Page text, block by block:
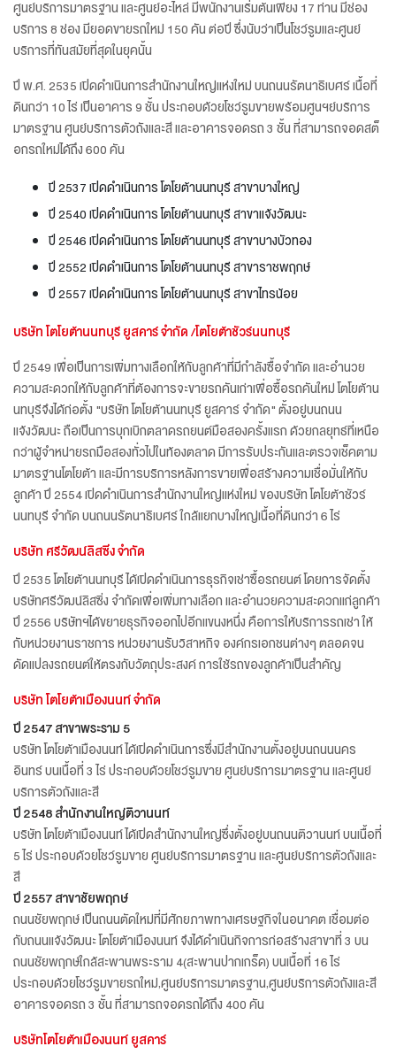
ศูนย์บริการมาตรฐาน และศูนย์อะไหล่ มีพนักงานเริ่มต้นเพียง 17 ท่าน มีช่อง
บริการ 8 ช่อง มียอดขายรถใหม่ 150 คัน ต่อปี ซึ่งนับว่าเป็นโชว์รูมและศูนย์
บริการที่ทันสมัยที่สุดในยุคนั้น
ปี พ.ศ. 2535 เปิดดำเนินการสำนักงานใหญ่แห่งใหม่ บนถนนรัตนาธิเบศร์ เนื้อที่
ดินกว่า 10 ไร่ เป็นอาคาร 9 ชั้น ประกอบด้วยโชว์รูมขายพร้อมศูนฯย์บริการ
มาตรฐาน ศูนย์บริการตัวถังและสี และอาคารจอดรถ 3 ชั้น ที่สามารถจอดสต็
อกรถใหม่ได้ถึง 600 คัน
ปี 2537 เปิดดำเนินการ โตโยต้านนทบุรี สาขาบางใหญ่
ปี 2540 เปิดดำเนินการ โตโยต้านนทบุรี สาขาแจ้งวัฒนะ
ปี 2546 เปิดดำเนินการ โตโยต้านนทบุรี สาขาบางบัวทอง
ปี 2552 เปิดดำเนินการ โตโยต้านนทบุรี สาขาราชพฤกษ์
ปี 2557 เปิดดำเนินการ โตโยต้านนทบุรี สาขาไทรน้อย
บริษัท โตโยต้านนทบุรี ยูสคาร์ จำกัด /โตโยต้าชัวร์นนทบุรี
ปี 2549 เพื่อเป็นการเพิ่มทางเลือกให้กับลูกค้าที่มีกำลังซื้อจำกัด และอำนวย
ความสะดวกให้กับลูกค้าที่ต้องการจะขายรถคันเก่าเพื่อซื้อรถคันใหม่ โตโยต้าน
นทบุรีจึงได้ก่อตั้ง "บริษัท โตโยต้านนทบุรี ยูสคาร์ จำกัด" ตั้งอยู่บนถนน
แจ้งวัฒนะ ถือเป็นการบุกเบิกตลาดรถยนต์มือสองครั้งแรก ด้วยกลยุทธ์ที่เหนือ
กว่าผู้จำหน่ายรถมือสองทั่วไปในท้องตลาด มีการรับประกันและตรวจเช็คตาม
มาตรฐานโตโยต้า และมีการบริการหลังการขายเพื่อสร้างความเชื่อมั่นให้กับ
ลูกค้า ปี 2554 เปิดดำเนินการสำนักงานใหญ่แห่งใหม่ ของบริษัท โตโยต้าชัวร์
นนทบุรี จำกัด บนถนนรัตนาธิเบศร์ ใกล้แยกบางใหญ่เนื้อที่ดินกว่า 6 ไร่
บริษัท ศรีวัฒน์ลิสซิ่ง จำกัด
ปี 2535 โตโยต้านนทบุรี ได้เปิดดำเนินการธุรกิจเช่าซื้อรถยนต์ โดยการจัดตั้ง
บริษัทศรีวัฒน์ลิสซิ่ง จำกัดเพื่อเพิ่มทางเลือก และอำนวยความสะดวกแก่ลูกค้า
ปี 2556 บริษัทฯได้ขยายธุรกิจออกไปอีกแขนงหนึ่ง คือการให้บริการรถเช่า ให้
กับหน่วยงานราชการ หน่วยงานรับวิสาหกิจ องค์กรเอกชนต่างๆ ตลอดจน
ดัดแปลงรถยนต์ให้ตรงกับวัตถุประสงค์ การใช้รถของลูกค้าเป็นสำคัญ
บริษัท โตโยต้าเมืองนนท์ จำกัด
ปี 2547 สาขาพระราม 5
บริษัท โตโยต้าเมืองนนท์ ได้เปิดดำเนินการซึ่งมีสำนักงานตั้งอยู่บนถนนนคร
อินทร์ บนเนื้อที่ 3 ไร่ ประกอบด้วยโชว์รูมขาย ศูนย์บริการมาตรฐาน และศูนย์
บริการตัวถังและสี
ปี 2548 สำนักงานใหญ่ติวานนท์
บริษัท โตโยต้าเมืองนนท์ ได้เปิดสำนักงานใหญ่ซึ่งตั้งอยู่บนถนนติวานนท์ บนเนื้อที่
5 ไร่ ประกอบด้วยโชว์รูมขาย ศูนย์บริการมาตรฐาน และศูนย์บริการตัวถังและ
สี
ปี 2557 สาขาชัยพฤกษ์
ถนนชัยพฤกษ์ เป็นถนนตัดใหม่ที่มีศักยภาพทางเศรษฐกิจในอนาคต เชื่อมต่อ
กับถนนแจ้งวัฒนะ โตโยต้าเมืองนนท์ จึงได้ดำเนินกิจการก่อสร้างสาขาที่ 3 บน
ถนนชัยพฤกษ์ใกล้สะพานพระราม 4(สะพานปากเกร็ด) บนเนื้อที่ 16 ไร่
ประกอบด้วยโชว์รูมขายรถใหม่,ศูนย์บริการมาตรฐาน,ศูนย์บริการตัวถังและสี
อาคารจอดรถ 3 ชั้น ที่สามารถจอดรถได้ถึง 400 คัน
บริษัทโตโยต้าเมืองนนท์ ยูสคาร์